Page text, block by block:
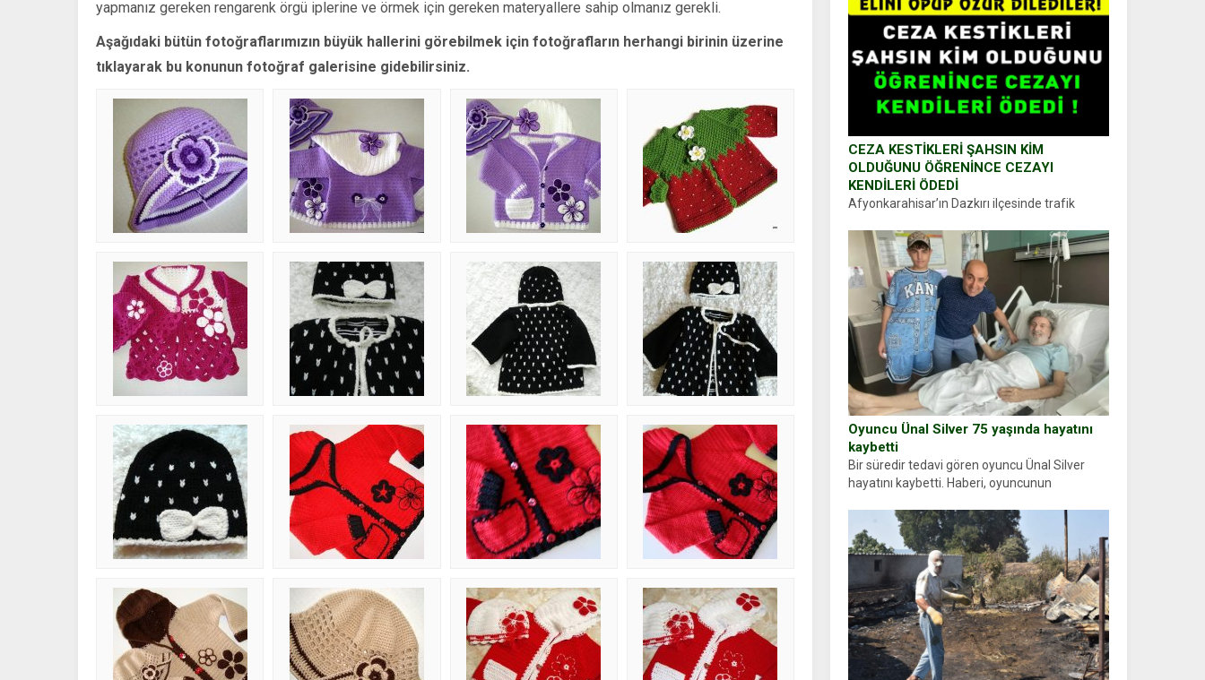
CEZA KESTİKLERİ ŞAHSIN KİM
OLDUĞUNU ÖĞRENİNCE CEZAYI
KENDİLERİ ÖDEDİ
Afyonkarahisar’ın Dazkırı ilçesinde trafik
durdurdukları bir otomobilin sürücüsünden
ehliyet ve ruhsat sorup belgelerini istedi.
Sürücü Abdurrahman Ö.nün verdiği evraklarda
eksik olduğunu...
Oyuncu Ünal Silver 75 yaşında hayatını
kaybetti
Bir süredir tedavi gören oyuncu Ünal Silver
hayatını kaybetti. Haberi, oyuncunun
sosyal medya hesabında “Usta Oyuncumuz ve
çok değerli dostumuz...
yapmanız gereken rengarenk örgü iplerine ve örmek için gereken materyallere sahip olmanız gerekli.
Aşağıdaki bütün fotoğraflarımızın büyük hallerini görebilmek için fotoğrafların herhangi birinin üzerine
tıklayarak bu konunun fotoğraf galerisine gidebilirsiniz.